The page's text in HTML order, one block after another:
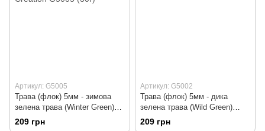
Артикул: G5005
Трава (флок) 5мм - зимова
зелена трава (Winter Green)
Storm Creation G5005 (30г)
209 грн
Артикул: G5002
Трава (флок) 5мм - дика
зелена трава (Wild Green)
Storm Creation G5002 (30г)
209 грн